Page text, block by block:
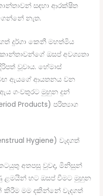
සඳහා ආරක්ෂිත
නැත.
දුර්ගා කෙනී මහත්මිය
ඔසප් අවශ්‍යතා
වූවාය. හේමාස්
ඇයගේ ආයතනය වන
ඇය ගංවතුරට මුහුන දුන්
Products) පරිත්‍යාග
Hygiene) වැදගත්
කටයුතු අතපසු වුවද, මිනිසුන්
ළමයින් හට ඔසප් වීමට මුහුන
කිරීම මම දකින්නේ වැදගත්